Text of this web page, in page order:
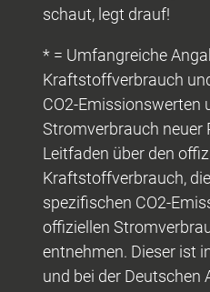
schaut, legt drauf!
* = Umfangreiche
Kraftstoffverbrauch
CO2-Emissionswerten
Stromverbrauch neuer
Leitfaden über den
Kraftstoffverbrauch,
spezifischen CO2-
offiziellen
entnehmen. Dieser ist
und bei der Deutschen